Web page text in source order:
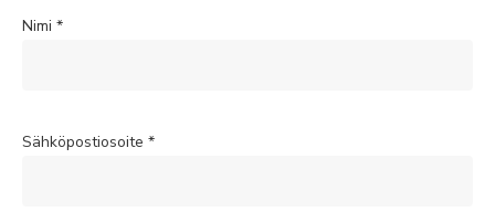
Nimi *
Sähköpostiosoite *